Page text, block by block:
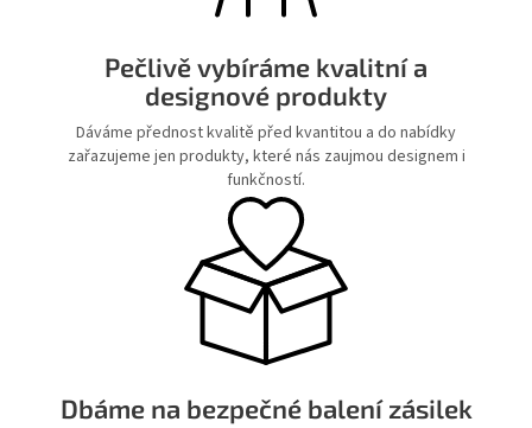
Pečlivě vybíráme kvalitní a
designové produkty
Dáváme přednost kvalitě před kvantitou a do nabídky
zařazujeme jen produkty, které nás zaujmou designem i
funkčností.
Dbáme na bezpečné balení zásilek